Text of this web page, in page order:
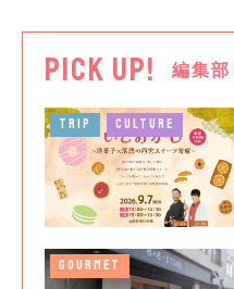
PICK UP! 編集
TRIP CULTURE
GOURMET